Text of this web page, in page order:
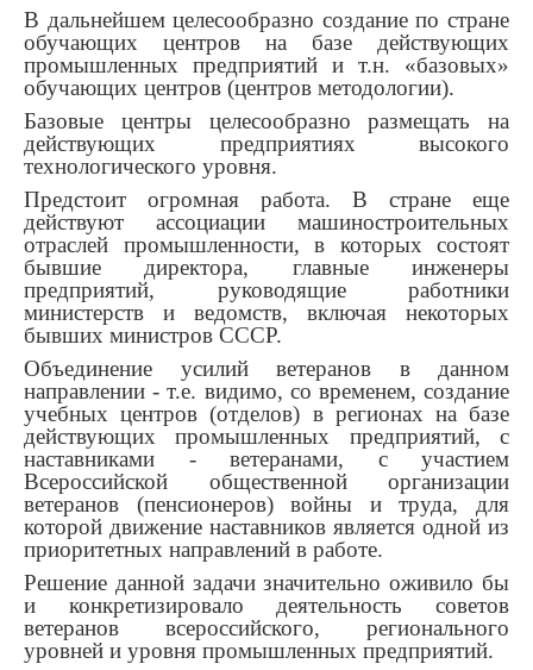
В дальнейшем целесообразно создание по стране
обучающих центров на базе действующих
промышленных предприятий и т.н. «базовых»
обучающих центров (центров методологии).
Базовые центры целесообразно размещать на
действующих предприятиях высокого
технологического уровня.
Предстоит огромная работа. В стране еще
действуют ассоциации машиностроительных
отраслей промышленности, в которых состоят
бывшие директора, главные инженеры
предприятий, руководящие работники
министерств и ведомств, включая некоторых
бывших министров СССР.
Объединение усилий ветеранов в данном
направлении - т.е. видимо, со временем, создание
учебных центров (отделов) в регионах на базе
действующих промышленных предприятий, с
наставниками - ветеранами, с участием
Всероссийской общественной организации
ветеранов (пенсионеров) войны и труда, для
которой движение наставников является одной из
приоритетных направлений в работе.
Решение данной задачи значительно оживило бы
и конкретизировало деятельность советов
ветеранов всероссийского, регионального
уровней и уровня промышленных предприятий.